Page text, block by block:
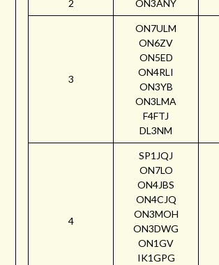
2 ON3ANY
3
ON7ULM
ON6ZV
ON5ED
ON4RLI
ON3YB
ON3LMA
F4FTJ
DL3NM
4
SP1JQJ
ON7LO
ON4JBS
ON4CJQ
ON3MOH
ON3DWG
ON1GV
IK1GPG